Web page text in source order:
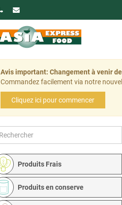
Avis important: Changement à venir
Commandez facilement via notre
Cliquez ici pour commencer
Produits Frais
Produits en conserve